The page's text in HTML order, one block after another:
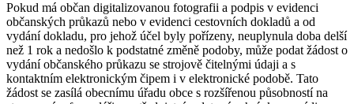
Pokud má občan digitalizovanou fotografii a podpis v evidenci
občanských průkazů nebo v evidenci cestovních dokladů a od
vydání dokladu, pro jehož účel byly pořízeny, neuplynula doba delší
než 1 rok a nedošlo k podstatné změně podoby, může podat žádost o
vydání občanského průkazu se strojově čitelnými údaji a s
kontaktním elektronickým čipem i v elektronické podobě. Tato
žádost se zasílá obecnímu úřadu obce s rozšířenou působností na